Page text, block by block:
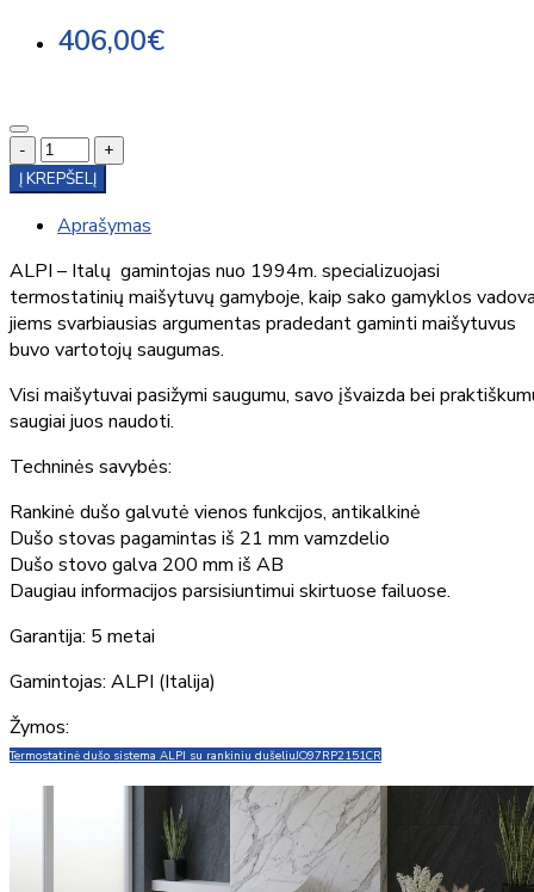
406,00€
-
+
Į KREPŠELĮ
Aprašymas
ALPI – Italų gamintojas nuo 1994m. specializuojasi
termostatinių maišytuvų gamyboje, kaip sako gamyklos
jiems svarbiausias argumentas pradedant gaminti maišytuvus
buvo vartotojų saugumas.
Visi maišytuvai pasižymi saugumu, savo įšvaizda bei
saugiai juos naudoti.
Techninės savybės:
Rankinė dušo galvutė vienos funkcijos, antikalkinė
Dušo stovas pagamintas iš 21 mm vamzdelio
Dušo stovo galva 200 mm iš AB
Daugiau informacijos parsisiuntimui skirtuose failuose.
Garantija: 5 metai
Gamintojas: ALPI (Italija)
Žymos:
Termostatinė dušo sistema ALPI su rankiniu dušeliuJO97RP2151CR